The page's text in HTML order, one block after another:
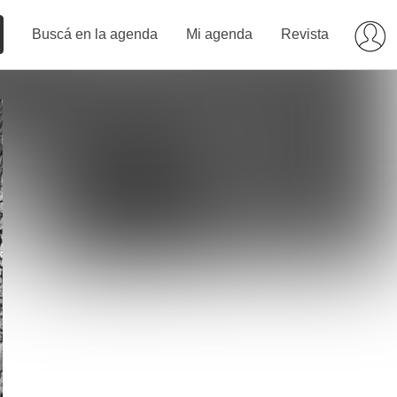
Buscá en la agenda Mi agenda Revista